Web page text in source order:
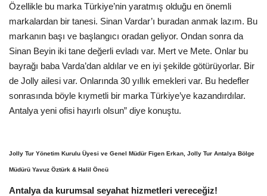
Özellikle bu marka Türkiye’nin yaratmış olduğu en önemli
markalardan bir tanesi. Sinan Vardar’ı buradan anmak lazım. Bu
markanın başı ve başlangıcı oradan geliyor. Ondan sonra da
Sinan Beyin iki tane değerli evladı var. Mert ve Mete. Onlar bu
bayrağı baba Varda’dan aldılar ve en iyi şekilde götürüyorlar. Bir
de Jolly ailesi var. Onlarında 30 yıllık emekleri var. Bu hedefler
sonrasında böyle kıymetli bir marka Türkiye’ye kazandırdılar.
Antalya yeni ofisi hayırlı olsun” diye konuştu.
Jolly Tur Yönetim Kurulu Üyesi ve Genel Müdür Figen Erkan, Jolly Tur Antalya Bölge
Müdürü Yavuz Öztürk & Halil Öncü
Antalya da kurumsal seyahat hizmetleri vereceğiz!